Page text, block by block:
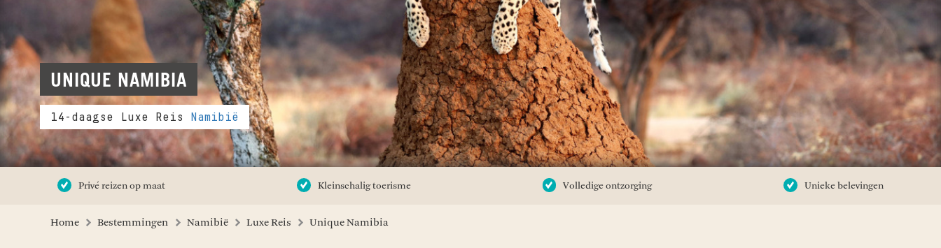
UNIQUE NAMIBIA
14-daagse Luxe Reis Namibië
Privé reizen op maat Kleinschalig toerisme Volledige ontzorging Unieke belevingen
Home Bestemmingen Namibië Luxe Reis Unique Namibia